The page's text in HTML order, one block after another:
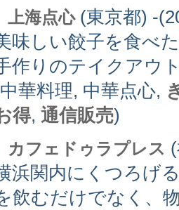
上海点心(東京都) -
味しい餃子を食べ
作りのテイクアウ
華料理, 中華点心,
得, 通信販売)
カフェドゥラプレス
浜関内にくつろげ
飲むだけでなく、